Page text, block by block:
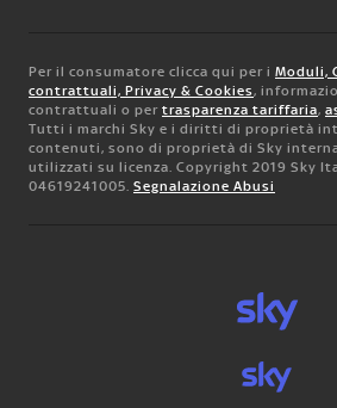
Per il consumatore clicca qui per i Moduli,
contrattuali, Privacy & Cookies,
contrattuali o per trasparenza tariffaria,
Tutti i marchi Sky e i diritti di proprietà
contenuti, sono di proprietà di Sky
utilizzati su licenza. Copyright 2019 Sky
04619241005. Segnalazione Abusi